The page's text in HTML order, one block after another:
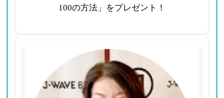
100の方法」をプレゼント！